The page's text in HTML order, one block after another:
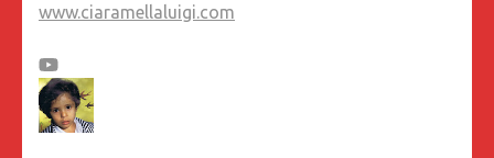
www.ciaramellaluigi.com